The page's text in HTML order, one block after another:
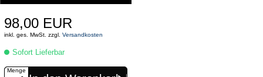
98,00 EUR
inkl. ges. MwSt. zzgl. Versandkosten
Sofort Lieferbar
Menge